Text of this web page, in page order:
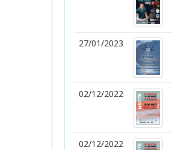
27/01/2023
02/12/2022
02/12/2022